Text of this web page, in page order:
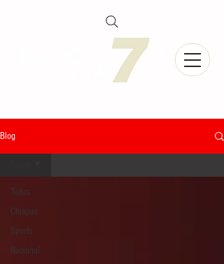
Blog
Todas
Chiapas
Sports
Nacional